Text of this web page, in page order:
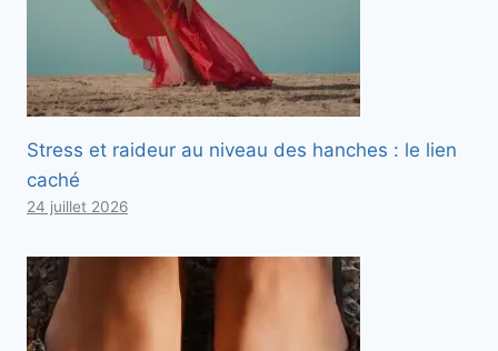
Stress et raideur au niveau des hanches : le lien
caché
24 juillet 2026